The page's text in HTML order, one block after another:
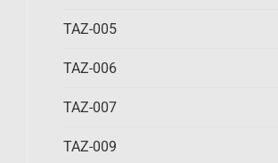
TAZ-005
TAZ-006
TAZ-007
TAZ-009